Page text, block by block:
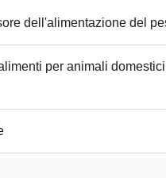
dell'alimentazione del
per animali